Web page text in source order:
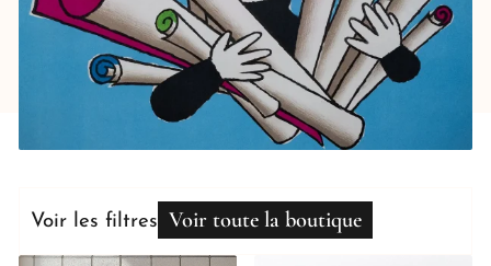
Voir toute la boutique
Voir les filtres